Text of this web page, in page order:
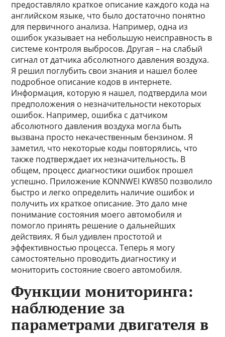
предоставляло краткое описание каждого кода на
английском языке, что было достаточно понятно
для первичного анализа. Например, одна из
ошибок указывает на небольшую неисправность в
системе контроля выбросов. Другая – на слабый
сигнал от датчика абсолютного давления воздуха.
Я решил поглубить свои знания и нашел более
подробное описание кодов в интернете.
Информация, которую я нашел, подтвердила мои
предположения о незначительности некоторых
ошибок. Например, ошибка с датчиком
абсолютного давления воздуха могла быть
вызвана просто некачественным бензином. Я
заметил, что некоторые коды повторялись, что
также подтверждает их незначительность. В
общем, процесс диагностики ошибок прошел
успешно. Приложение KONNWEI KW850 позволило
быстро и легко определить наличие ошибок и
получить их краткое описание. Это дало мне
понимание состояния моего автомобиля и
помогло принять решение о дальнейших
действиях. Я был удивлен простотой и
эффективностью процесса. Теперь я могу
самостоятельно проводить диагностику и
мониторить состояние своего автомобиля.
Функции мониторинга:
наблюдение за
параметрами двигателя в